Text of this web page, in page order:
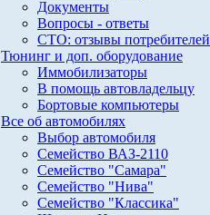
Документы
Вопросы - ответы
СТО: отзывы потребителей
Тюнинг и доп. оборудование
Иммобилизаторы
В помощь автовладельцу
Бортовые компьютеры
Все об автомобилях
Выбор автомобиля
Семейство ВАЗ-2110
Семейство "Самара"
Семейство "Нива"
Семейство "Классика"